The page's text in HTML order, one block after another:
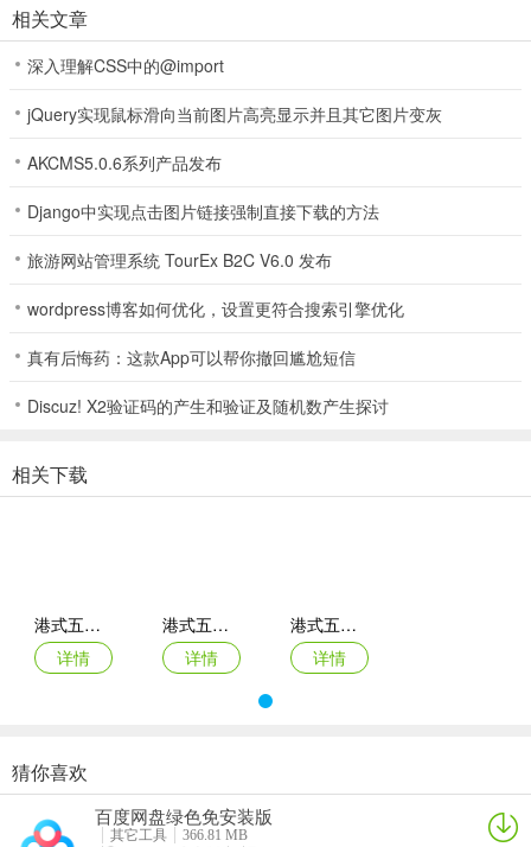
等待。拥有单机联网双模式，不用担心流量不够用。自动配桌，智能
洗牌，保证游戏的公平性，玩家可以放心游戏。喜欢打牌的小伙伴快
来下载游戏体验吧。
7、您还等什么?邀上好友，分分钟加入没话说!
8、游戏参与人数和牌数：人数2至4人，使用一副牌中的 8 、 9 、 10
1、开牌:当最后一局只剩2人时，你可以选择随时开牌;或者如果用户
超过2人，但游戏币已经达到上限，系统将打开该卡。
2、--更多精彩的线上游戏活动，定期比赛，刺激火爆到不行；游戏玩
3、这是一款热门手机棋牌游戏，玩法丰富，汇聚当下最新、最热的棋
牌游戏种类，你喜欢的在这里都能找到。真人在线匹配对战，都是经
开竞技，港式五张棋牌快节奏秒速游戏开局，没有一点拖遝，多样的
棋牌满足每个玩家的玩法需求。
哪，随时随地给大家带来欢乐。游戏德州棋牌老版本喜欢理由
2、精选多样的棋牌合集，随时在线畅玩，超多精彩不能错过，更多的
相关文章
深入理解CSS中的@import
jQuery实现鼠标滑向当前图片高亮显示并且其它图片变灰
AKCMS5.0.6系列产品发布
Django中实现点击图片链接强制直接下载的方法
旅游网站管理系统 TourEx B2C V6.0 发布
wordpress博客如何优化，设置更符合搜索引擎优化
真有后悔药：这款App可以帮你撤回尴尬短信
Discuz! X2验证码的产生和验证及随机数产生探讨
相关下载
港式五张棋牌游戏
详情
港式五张棋牌软件
详情
港式五张棋牌2026
详情
猜你喜欢
百度网盘绿色免安装版
其它工具
366.81 MB